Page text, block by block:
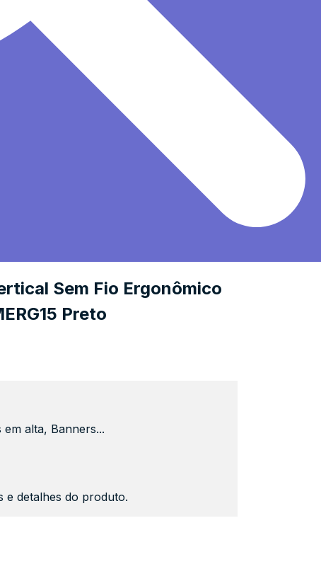
Sem Fio Ergonômico
Preto
alta, Banners...
e detalhes do produto.